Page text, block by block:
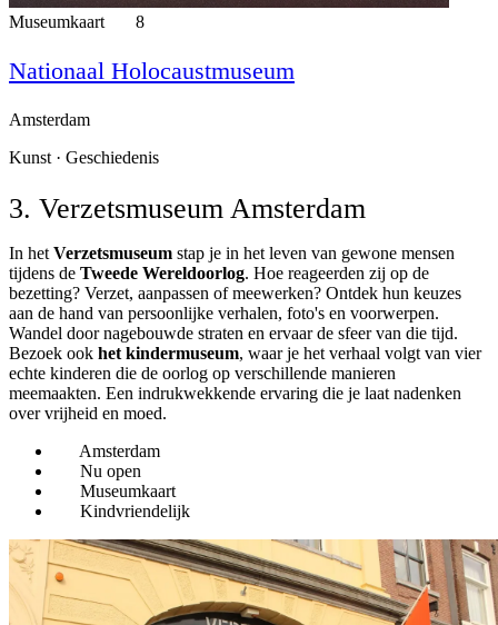
Museumkaart 8
Nationaal Holocaustmuseum
Amsterdam
Kunst · Geschiedenis
3. Verzetsmuseum Amsterdam
In het Verzetsmuseum stap je in het leven van gewone mensen
tijdens de Tweede Wereldoorlog. Hoe reageerden zij op de
bezetting? Verzet, aanpassen of meewerken? Ontdek hun keuzes
aan de hand van persoonlijke verhalen, foto's en voorwerpen.
Wandel door nagebouwde straten en ervaar de sfeer van die tijd.
Bezoek ook het kindermuseum, waar je het verhaal volgt van vier
echte kinderen die de oorlog op verschillende manieren
meemaakten. Een indrukwekkende ervaring die je laat nadenken
over vrijheid en moed.
Amsterdam
Nu open
Museumkaart
Kindvriendelijk